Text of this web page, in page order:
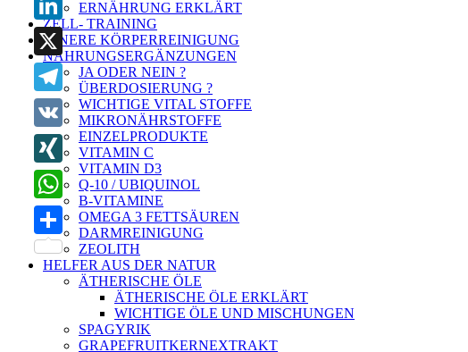
ERNÄHRUNG ERKLÄRT
ZELL- TRAINING
INNERE KÖRPERREINIGUNG
NAHRUNGSERGÄNZUNGEN
JA ODER NEIN ?
ÜBERDOSIERUNG ?
WICHTIGE VITAL STOFFE
MIKRONÄHRSTOFFE
EINZELPRODUKTE
VITAMIN C
VITAMIN D3
Q-10 / UBIQUINOL
B-VITAMINE
OMEGA 3 FETTSÄUREN
DARMREINIGUNG
ZEOLITH
HELFER AUS DER NATUR
ÄTHERISCHE ÖLE
ÄTHERISCHE ÖLE ERKLÄRT
WICHTIGE ÖLE UND MISCHUNGEN
SPAGYRIK
GRAPEFRUITKERNEXTRAKT
LinkedIn
X
Telegram
VK
XING
WhatsApp
Teilen